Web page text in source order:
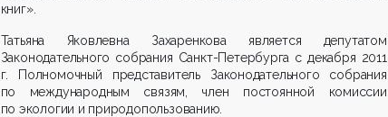
книг».
Татьяна Яковлевна Захаренкова является депутатом
Законодательного собрания Санкт-Петербурга с декабря 2011
г. Полномочный представитель Законодательного собрания
по международным связям, член постоянной комиссии
по экологии и природопользованию.